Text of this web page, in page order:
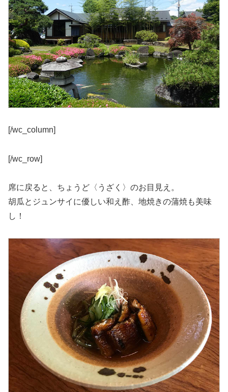
[/wc_column]
[/wc_row]
席に戻ると、ちょうど〈うざく〉のお目見え。
胡瓜とジュンサイに優しい和え酢、地焼きの蒲焼も美味
し！